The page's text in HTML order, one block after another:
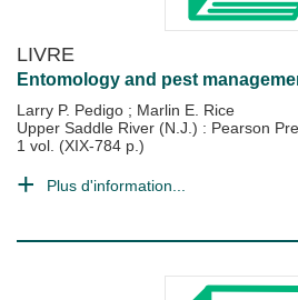
LIVRE
Entomology and pest
Larry P. Pedigo ; Marlin E. Rice
Upper Saddle River (N.J.) : Pearson
1 vol. (XIX-784 p.)
Plus d'information...